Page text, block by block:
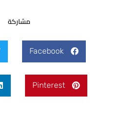
مشاركة
Facebook
Pinterest